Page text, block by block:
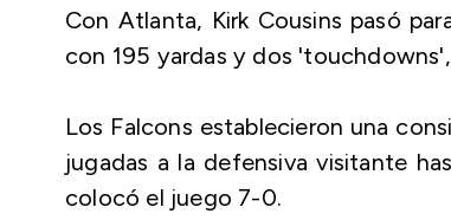
Con Atlanta, Kirk Cousins pasó
con 195 yardas y dos
Los Falcons establecieron una
jugadas a la defensiva visitante
colocó el juego 7-0.